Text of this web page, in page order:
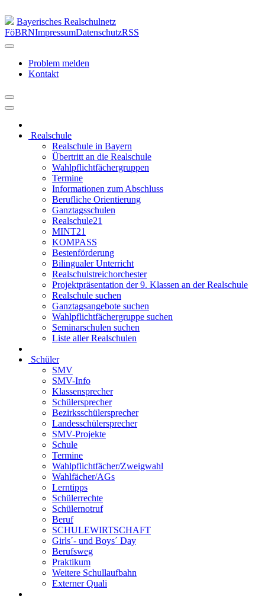
Bayerisches Realschulnetz
FöBRNImpressumDatenschutzRSS
Problem melden
Kontakt
Realschule
Realschule in Bayern
Übertritt an die Realschule
Wahlpflichtfächergruppen
Termine
Informationen zum Abschluss
Berufliche Orientierung
Ganztagsschulen
Realschule21
MINT21
KOMPASS
Bestenförderung
Bilingualer Unterricht
Realschulstreichorchester
Projektpräsentation der 9. Klassen an der Realschule
Realschule suchen
Ganztagsangebote suchen
Wahlpflichtfächergruppe suchen
Seminarschulen suchen
Liste aller Realschulen
Schüler
SMV
SMV-Info
Klassensprecher
Schülersprecher
Bezirksschülersprecher
Landesschülersprecher
SMV-Projekte
Schule
Termine
Wahlpflichtfächer/Zweigwahl
Wahlfächer/AGs
Lerntipps
Schülerrechte
Schülernotruf
Beruf
SCHULEWIRTSCHAFT
Girls´- und Boys´ Day
Berufsweg
Praktikum
Weitere Schullaufbahn
Externer Quali